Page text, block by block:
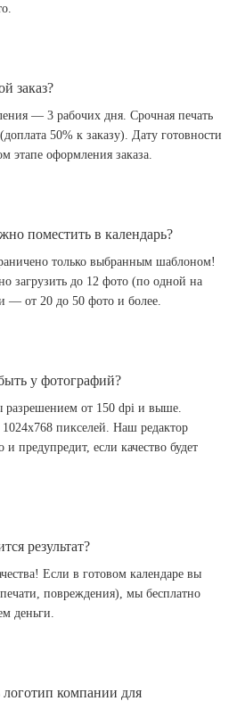
заказ?
— 3 рабочих дня. Срочная печать
50% к заказу). Дату готовности
этапе оформления заказа.
поместить в календарь?
только выбранным шаблоном!
загрузить до 12 фото (по одной на
от 20 до 50 фото и более.
у фотографий?
разрешением от 150 dpi и выше.
пикселей. Наш редактор
предупредит, если качество будет
результат?
Если в готовом календаре вы
повреждения), мы бесплатно
деньги.
компании для